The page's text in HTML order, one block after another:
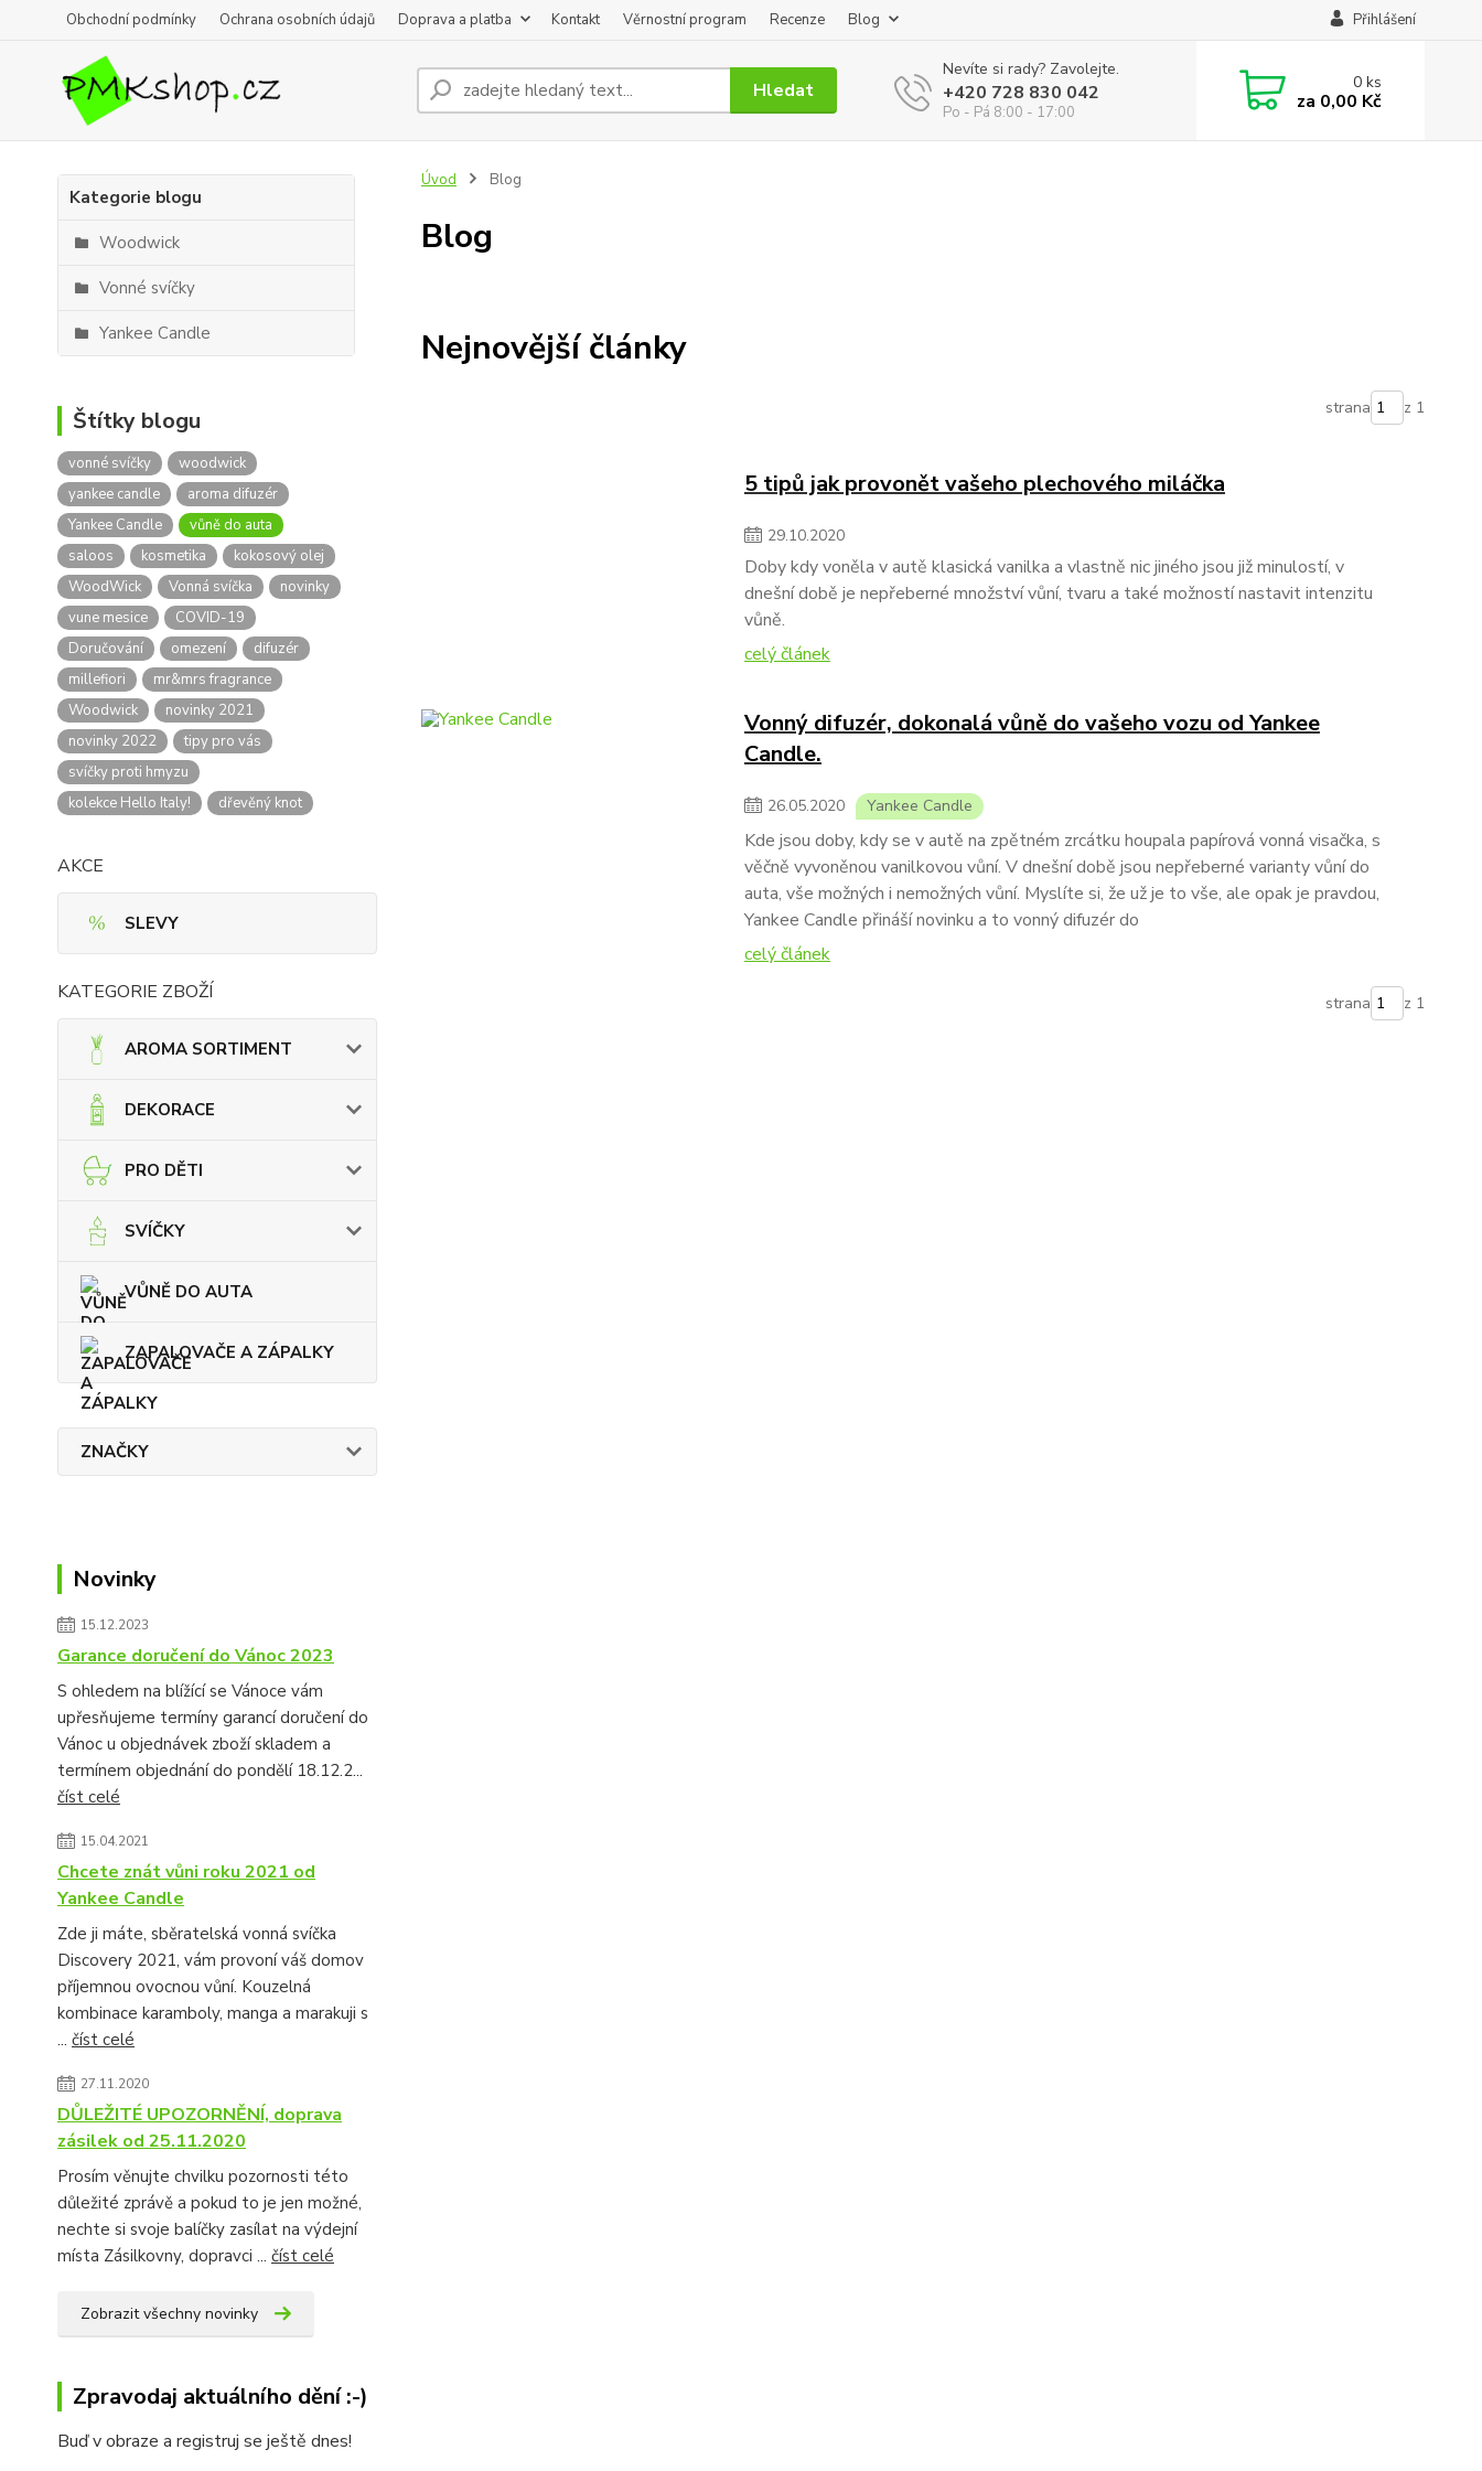
Obchodní podmínky Ochrana osobních údajů Doprava a platba Kontakt Věrnostní program Recenze Blog Přihlášení
Hledat
Nevíte si rady? Zavolejte.
+420 728 830 042
Po - Pá 8:00 - 17:00
0ks
za 0,00 Kč
Kategorie blogu
Woodwick
Vonné svíčky
Yankee Candle
Štítky blogu
vonné svíčky
woodwick
yankee candle
aroma difuzér
Yankee Candle
vůně do auta
saloos
kosmetika
kokosový olej
WoodWick
Vonná svíčka
novinky
vune mesice
COVID-19
Doručování
omezení
difuzér
millefiori
mr&mrs fragrance
Woodwick
novinky 2021
novinky 2022
tipy pro vás
svíčky proti hmyzu
kolekce Hello Italy!
dřevěný knot
AKCE
SLEVY
KATEGORIE ZBOŽÍ
AROMA SORTIMENT
DEKORACE
PRO DĚTI
SVÍČKY
VŮNĚ DO AUTA
ZAPALOVAČE A ZÁPALKY
ZNAČKY
Novinky
15.12.2023
Garance doručení do Vánoc 2023
S ohledem na blížící se Vánoce vám
upřesňujeme termíny garancí doručení do
Vánoc u objednávek zboží skladem a
termínem objednání do pondělí 18.12.2...
číst celé
15.04.2021
Chcete znát vůni roku 2021 od
Yankee Candle
Zde ji máte, sběratelská vonná svíčka
Discovery 2021, vám provoní váš domov
příjemnou ovocnou vůní. Kouzelná
kombinace karamboly, manga a marakuji s
... číst celé
27.11.2020
DŮLEŽITÉ UPOZORNĚNÍ, doprava
zásilek od 25.11.2020
Prosím věnujte chvilku pozornosti této
důležité zprávě a pokud to je jen možné,
nechte si svoje balíčky zasílat na výdejní
místa Zásilkovny, dopravci ... číst celé
Zobrazit všechny novinky
Zpravodaj aktuálního dění :-)
Buď v obraze a registruj se ještě dnes!
Úvod Blog
Blog
Nejnovější články
strana z 1
5 tipů jak provonět vašeho plechového miláčka
29.10.2020
Doby kdy voněla v autě klasická vanilka a vlastně nic jiného jsou již minulostí, v
dnešní době je nepřeberné množství vůní, tvaru a také možností nastavit intenzitu
vůně.
celý článek
Vonný difuzér, dokonalá vůně do vašeho vozu od Yankee
Candle.
26.05.2020 Yankee Candle
Kde jsou doby, kdy se v autě na zpětném zrcátku houpala papírová vonná visačka, s
věčně vyvoněnou vanilkovou vůní. V dnešní době jsou nepřeberné varianty vůní do
auta, vše možných i nemožných vůní. Myslíte si, že už je to vše, ale opak je pravdou,
Yankee Candle přináší novinku a to vonný difuzér do
celý článek
strana z 1